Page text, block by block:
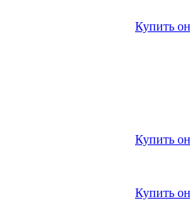
Купить
Купить
Купить